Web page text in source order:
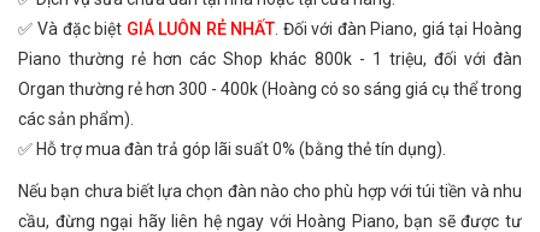
✅ Và đặc biệt GIÁ LUÔN RẺ NHẤT . Đối với đàn Piano, giá tại Hoàng
Piano thường rẻ hơn các Shop khác 800k - 1 triệu, đối với đàn
Organ thường rẻ hơn 300 - 400k (Hoàng có so sáng giá cụ thể trong
các sản phẩm).
✅ Hỗ trợ mua đàn trả góp lãi suất 0% (bằng thẻ tín dụng).
Nếu bạn chưa biết lựa chọn đàn nào cho phù hợp với túi tiền và nhu
cầu, đừng ngại hãy liên hệ ngay với Hoàng Piano, bạn sẽ được tư